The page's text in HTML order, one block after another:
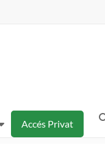
Accés Privat